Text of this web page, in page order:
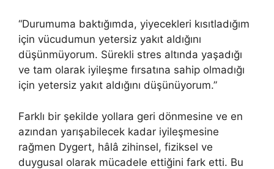
“Durumuma baktığımda, yiyecekleri kısıtladığım
için vücudumun yetersiz yakıt aldığını
düşünmüyorum. Sürekli stres altında yaşadığı
ve tam olarak iyileşme fırsatına sahip olmadığı
için yetersiz yakıt aldığını düşünüyorum.”
Farklı bir şekilde yollara geri dönmesine ve en
azından yarışabilecek kadar iyileşmesine
rağmen Dygert, hâlâ zihinsel, fiziksel ve
duygusal olarak mücadele ettiğini fark etti. Bu